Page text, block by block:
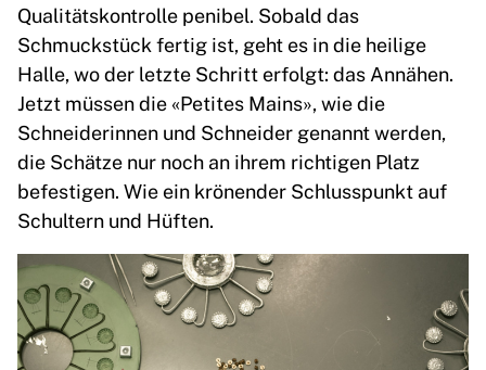
Qualitätskontrolle penibel. Sobald das
Schmuckstück fertig ist, geht es in die heilige
Halle, wo der letzte Schritt erfolgt: das Annähen.
Jetzt müssen die «Petites Mains», wie die
Schneiderinnen und Schneider genannt werden,
die Schätze nur noch an ihrem richtigen Platz
befestigen. Wie ein krönender Schlusspunkt auf
Schultern und Hüften.